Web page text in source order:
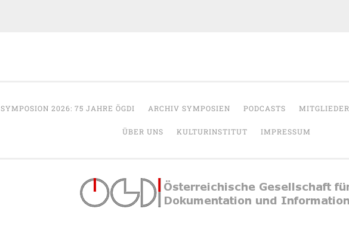
SYMPOSION 2026: 75 JAHRE ÖGDI ARCHIV SYMPOSIEN PODCASTS MITGLIEDER
ÜBER UNS KULTURINSTITUT IMPRESSUM